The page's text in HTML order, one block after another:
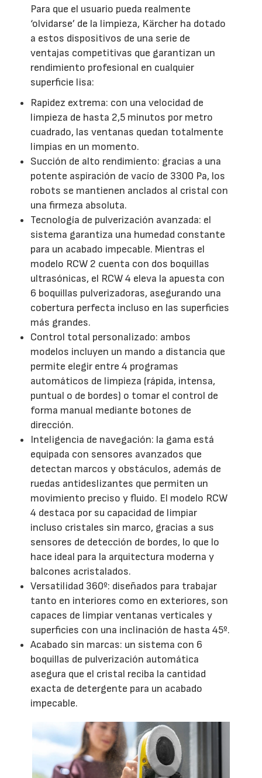
Para que el usuario pueda realmente
‘olvidarse’ de la limpieza, Kärcher ha dotado
a estos dispositivos de una serie de
ventajas competitivas que garantizan un
rendimiento profesional en cualquier
superficie lisa:
Rapidez extrema: con una velocidad de
limpieza de hasta 2,5 minutos por metro
cuadrado, las ventanas quedan totalmente
limpias en un momento.
Succión de alto rendimiento: gracias a una
potente aspiración de vacío de 3300 Pa, los
robots se mantienen anclados al cristal con
una firmeza absoluta.
Tecnología de pulverización avanzada: el
sistema garantiza una humedad constante
para un acabado impecable. Mientras el
modelo RCW 2 cuenta con dos boquillas
ultrasónicas, el RCW 4 eleva la apuesta con
6 boquillas pulverizadoras, asegurando una
cobertura perfecta incluso en las superficies
más grandes.
Control total personalizado: ambos
modelos incluyen un mando a distancia que
permite elegir entre 4 programas
automáticos de limpieza (rápida, intensa,
puntual o de bordes) o tomar el control de
forma manual mediante botones de
dirección.
Inteligencia de navegación: la gama está
equipada con sensores avanzados que
detectan marcos y obstáculos, además de
ruedas antideslizantes que permiten un
movimiento preciso y fluido. El modelo RCW
4 destaca por su capacidad de limpiar
incluso cristales sin marco, gracias a sus
sensores de detección de bordes, lo que lo
hace ideal para la arquitectura moderna y
balcones acristalados.
Versatilidad 360º: diseñados para trabajar
tanto en interiores como en exteriores, son
capaces de limpiar ventanas verticales y
superficies con una inclinación de hasta 45º.
Acabado sin marcas: un sistema con 6
boquillas de pulverización automática
asegura que el cristal reciba la cantidad
exacta de detergente para un acabado
impecable.